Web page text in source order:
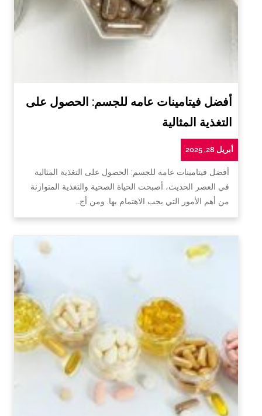
أفضل فيتامينات عامه للجسم: الحصول على
التغذية المثالية
أبريل 28, 2025
أفضل فيتامينات عامه للجسم: الحصول على التغذية المثالية
في العصر الحديث، أصبحت الحياة الصحية والتغذية المتوازنة
من أهم الأمور التي يجب الاهتمام بها. ومن أج…